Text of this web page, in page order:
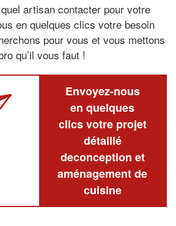
artisan contacter pour votre
en quelques clics votre besoin
pour vous et vous mettons
qu’il vous faut !
Envoyez-nous
en quelques
clics votre projet
détaillé
deconception et
aménagement de
cuisine